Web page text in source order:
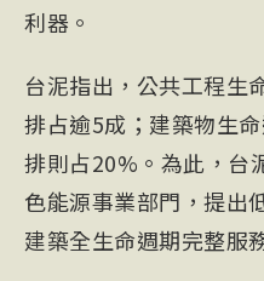
利器。
台泥指出，公共工程生
排占逾5成；建築物生
排則占20%。為此，台
色能源事業部門，提出
建築全生命週期完整服